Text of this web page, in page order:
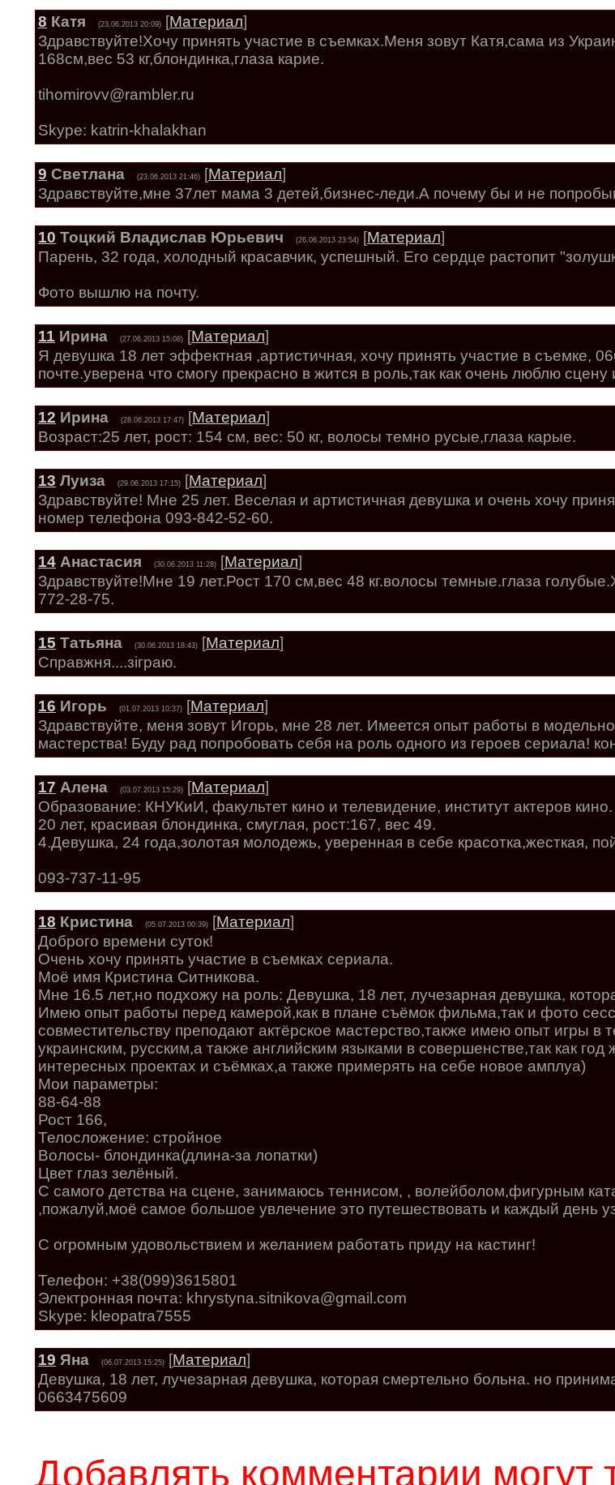
8 Катя (23.06.2013 20:09) [Материал]
Здравствуйте!Хочу принять участие в съемках.Меня зовут Катя,сама из
168см,вес 53 кг,блондинка,глаза карие.
tihomirovv@rambler.ru
Skype: katrin-khalakhan
9 Светлана (23.06.2013 21:46) [Материал]
Здравствуйте,мне 37лет мама 3 детей,бизнес-леди.А почему бы и не
10 Тоцкий Владислав Юрьевич (26.06.2013 23:54) [Материал]
Парень, 32 года, холодный красавчик, успешный. Его сердце растопит
Фото вышлю на почту.
11 Ирина (27.06.2013 15:08) [Материал]
Я девушка 18 лет эффектная ,артистичная, хочу принять участие в съемке,
почте.уверена что смогу прекрасно в жится в роль,так как очень люблю сцену
12 Ирина (28.06.2013 17:47) [Материал]
Возраст:25 лет, рост: 154 см, вес: 50 кг, волосы темно русые,глаза карые.
13 Луиза (29.06.2013 17:15) [Материал]
Здравствуйте! Мне 25 лет. Веселая и артистичная девушка и очень хочу
номер телефона 093-842-52-60.
14 Анастасия (30.06.2013 11:28) [Материал]
Здравствуйте!Мне 19 лет.Рост 170 см,вес 48 кг.волосы темные.глаза
772-28-75.
15 Татьяна (30.06.2013 18:43) [Материал]
Справжня....зіграю.
16 Игорь (01.07.2013 10:37) [Материал]
Здравствуйте, меня зовут Игорь, мне 28 лет. Имеется опыт работы в
мастерства! Буду рад попробовать себя на роль одного из героев сериала!
17 Алена (03.07.2013 15:29) [Материал]
Образование: КНУКиИ, факультет кино и телевидение, институт актеров кино.
20 лет, красивая блондинка, смуглая, рост:167, вес 49.
4.Девушка, 24 года,золотая молодежь, уверенная в себе красотка,жесткая,
093-737-11-95
18 Кристина (05.07.2013 00:39) [Материал]
Доброго времени суток!
Очень хочу принять участие в съемках сериала.
Моё имя Кристина Ситникова.
Мне 16.5 лет,но подхожу на роль: Девушка, 18 лет, лучезарная девушка,
Имею опыт работы перед камерой,как в плане съёмок фильма,так и фото
совместительству преподают актёрское мастерство,также имею опыт игры
украинским, русским,а также английским языками в совершенстве,так как
интересных проектах и съёмках,а также примерять на себе новое амплуа)
Мои параметры:
88-64-88
Рост 166,
Телосложение: стройное
Волосы- блондинка(длина-за лопатки)
Цвет глаз зелёный.
С самого детства на сцене, занимаюсь теннисом, , волейболом,фигурным
,пожалуй,моё самое большое увлечение это путешествовать и каждый день
С огромным удовольствием и желанием работать приду на кастинг!
Телефон: +38(099)3615801
Электронная почта: khrystyna.sitnikova@gmail.com
Skype: kleopatra7555
19 Яна (06.07.2013 15:25) [Материал]
Девушка, 18 лет, лучезарная девушка, которая смертельно больна. но
0663475609
Добавлять комментарии могут